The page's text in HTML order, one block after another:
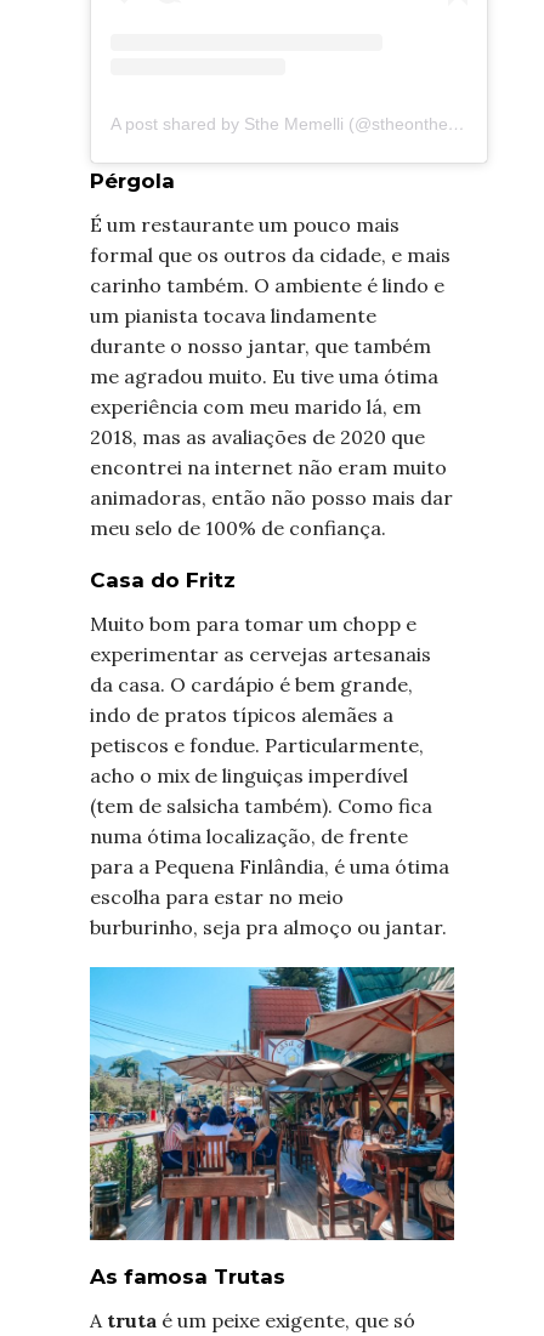
A post shared by Sthe Memelli (@stheontheroad)
Pérgola
É um restaurante um pouco mais
formal que os outros da cidade, e mais
carinho também. O ambiente é lindo e
um pianista tocava lindamente
durante o nosso jantar, que também
me agradou muito. Eu tive uma ótima
experiência com meu marido lá, em
2018, mas as avaliações de 2020 que
encontrei na internet não eram muito
animadoras, então não posso mais dar
meu selo de 100% de confiança.
Casa do Fritz
Muito bom para tomar um chopp e
experimentar as cervejas artesanais
da casa. O cardápio é bem grande,
indo de pratos típicos alemães a
petiscos e fondue. Particularmente,
acho o mix de linguiças imperdível
(tem de salsicha também). Como fica
numa ótima localização, de frente
para a Pequena Finlândia, é uma ótima
escolha para estar no meio
burburinho, seja pra almoço ou jantar.
As famosa Trutas
A truta é um peixe exigente, que só